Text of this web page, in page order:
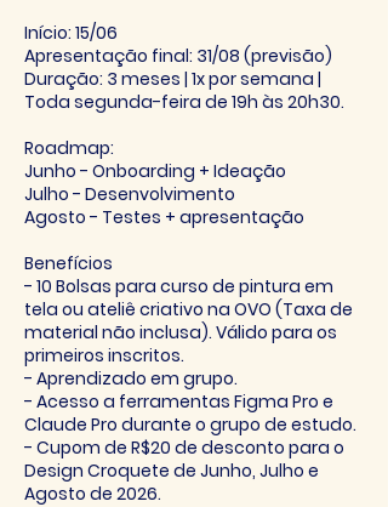
Início: 15/06
Apresentação final: 31/08 (previsão)
Duração: 3 meses | 1x por semana |
Toda segunda-feira de 19h às 20h30.
Roadmap:
Junho - Onboarding + Ideação
Julho - Desenvolvimento
Agosto - Testes + apresentação
⁠Benefícios
- 10 Bolsas para curso de pintura em
tela ou ateliê criativo na OVO (Taxa de
material não inclusa). Válido para os
primeiros inscritos.
- Aprendizado em grupo.
- Acesso a ferramentas Figma Pro e
Claude Pro durante o grupo de estudo.
- Cupom de R$20 de desconto para o
Design Croquete de Junho, Julho e
Agosto de 2026.